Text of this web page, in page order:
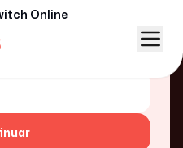
Online
assinar nossa